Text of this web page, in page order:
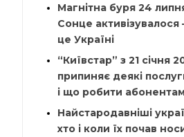
Магнітна буря 24
Сонце
це Україні
“Київстар” з 21 січня
припиняє деякі
і що робити
Найстародавніші
хто і коли їх почав